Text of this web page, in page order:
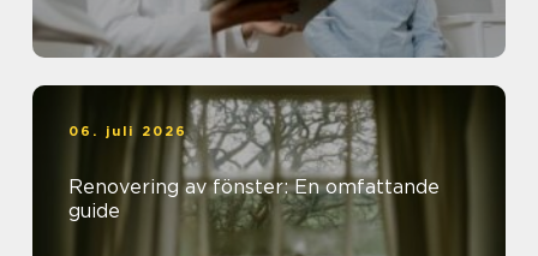
06. juli 2026
Renovering av fönster: En omfattande
guide